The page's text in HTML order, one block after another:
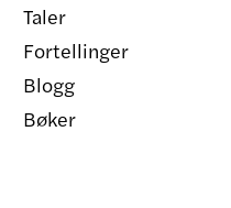
Taler
Fortellinger
Blogg
Bøker